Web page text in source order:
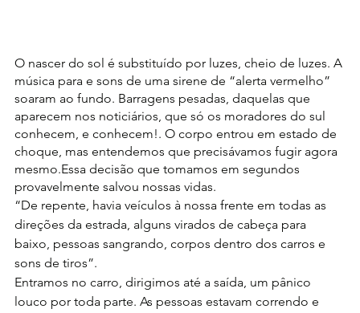
O nascer do sol é substituído por luzes, cheio de luzes. A
música para e sons de uma sirene de “alerta vermelho”
soaram ao fundo. Barragens pesadas, daquelas que
aparecem nos noticiários, que só os moradores do sul
conhecem, e conhecem!. O corpo entrou em estado de
choque, mas entendemos que precisávamos fugir agora
mesmo.Essa decisão que tomamos em segundos
provavelmente salvou nossas vidas.
“De repente, havia veículos à nossa frente em todas as
direções da estrada, alguns virados de cabeça para
baixo, pessoas sangrando, corpos dentro dos carros e
sons de tiros”.
Entramos no carro, dirigimos até a saída, um pânico
louco por toda parte. As pessoas estavam correndo e